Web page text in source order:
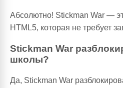
Абсолютно! Stickman War —
HTML5, которая не требует
Stickman War
школы?
Да, Stickman War